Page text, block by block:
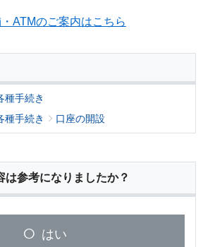
ATMのご案内はこちら
種手続き
種手続き 口座の開設
は参考になりましたか？
はい